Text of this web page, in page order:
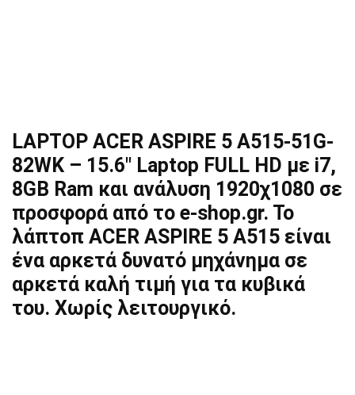
LAPTOP ACER ASPIRE 5 A515-51G-
82WK – 15.6″ Laptop FULL HD με i7,
8GB Ram και ανάλυση 1920χ1080 σε
προσφορά από το e-shop.gr. To
λάπτοπ ACER ASPIRE 5 A515 είναι
ένα αρκετά δυνατό μηχάνημα σε
αρκετά καλή τιμή για τα κυβικά
του. Χωρίς λειτουργικό.